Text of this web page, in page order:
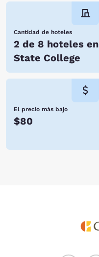
Cantidad de hoteles
2 de 8 hoteles en
State College
El precio más bajo
$80